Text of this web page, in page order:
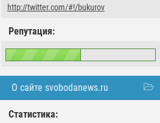
http://twitter.com/#!/bukurov
Репутация:
О сайте svobodanews.ru
Статистика: